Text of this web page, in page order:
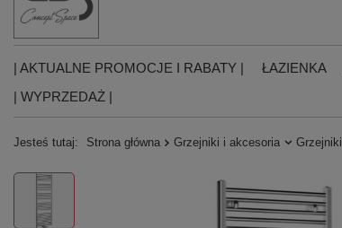
| AKTUALNE PROMOCJE I RABATY | ŁAZIENKA
| WYPRZEDAŻ |
Jesteś tutaj: Strona główna Grzejniki i akcesoria Grzejniki